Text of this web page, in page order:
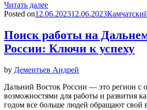
Читать далее
Posted on12.06.202312.06.2023
Поиск работы на
России: Ключи к успеху
by Дементьев Андрей
Дальний Восток России — это регион с
возможностями для работы и развития
годом все больше людей обращают свой